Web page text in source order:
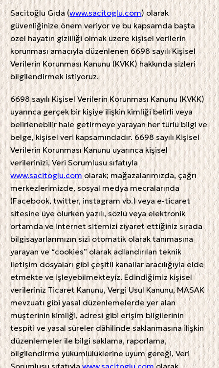
Sacitoğlu Gıda (www.sacitoglu.com) olarak
güvenliğinize önem veriyor ve bu kapsamda başta
özel hayatın gizliliği olmak üzere kişisel verilerin
korunması amacıyla düzenlenen 6698 sayılı Kişisel
Verilerin Korunması Kanunu (KVKK) hakkında sizleri
bilgilendirmek istiyoruz.
6698 sayılı Kişisel Verilerin Korunması Kanunu (KVKK)
uyarınca gerçek bir kişiye ilişkin kimliği belirli veya
belirlenebilir hale getirmeye yarayan her türlü bilgi ve
belge, kişisel veri kapsamındadır. 6698 sayılı Kişisel
Verilerin Korunması Kanunu uyarınca kişisel
verilerinizi, Veri Sorumlusu sıfatıyla
www.sacitoglu.com olarak; mağazalarımızda, çağrı
merkezlerimizde, sosyal medya mecralarında
(Facebook, twitter, instagram vb.) veya e-ticaret
sitesine üye olurken yazılı, sözlü veya elektronik
ortamda ve internet sitemizi ziyaret ettiğiniz sırada
bilgisayarlarımızın sizi otomatik olarak tanımasına
yarayan ve “cookies” olarak adlandırılan teknik
iletişim dosyaları gibi çeşitli kanallar aracılığıyla elde
etmekte ve işleyebilmekteyiz. Edindiğimiz kişisel
verileriniz Ticaret Kanunu, Vergi Usul Kanunu, MASAK
mevzuatı gibi yasal düzenlemelerde yer alan
müşterinin kimliği, adresi gibi erişim bilgilerinin
tespiti ve yasal süreler dâhilinde saklanmasına ilişkin
düzenlemeler ile bilgi saklama, raporlama,
bilgilendirme yükümlülüklerine uyum gereği, Veri